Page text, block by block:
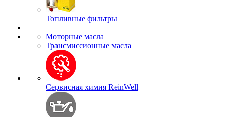
Топливные фильтры
Моторные масла
Трансмиссионные масла
Сервисная химия ReinWell